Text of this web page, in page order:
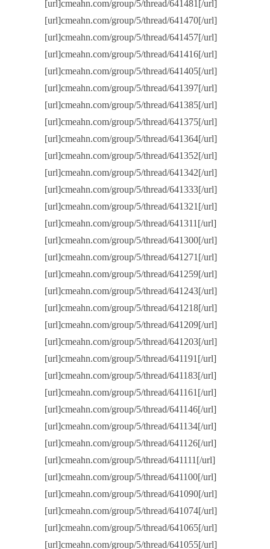
[url]cmeahn.com/group/5/thread/641481[/url]
[url]cmeahn.com/group/5/thread/641470[/url]
[url]cmeahn.com/group/5/thread/641457[/url]
[url]cmeahn.com/group/5/thread/641416[/url]
[url]cmeahn.com/group/5/thread/641405[/url]
[url]cmeahn.com/group/5/thread/641397[/url]
[url]cmeahn.com/group/5/thread/641385[/url]
[url]cmeahn.com/group/5/thread/641375[/url]
[url]cmeahn.com/group/5/thread/641364[/url]
[url]cmeahn.com/group/5/thread/641352[/url]
[url]cmeahn.com/group/5/thread/641342[/url]
[url]cmeahn.com/group/5/thread/641333[/url]
[url]cmeahn.com/group/5/thread/641321[/url]
[url]cmeahn.com/group/5/thread/641311[/url]
[url]cmeahn.com/group/5/thread/641300[/url]
[url]cmeahn.com/group/5/thread/641271[/url]
[url]cmeahn.com/group/5/thread/641259[/url]
[url]cmeahn.com/group/5/thread/641243[/url]
[url]cmeahn.com/group/5/thread/641218[/url]
[url]cmeahn.com/group/5/thread/641209[/url]
[url]cmeahn.com/group/5/thread/641203[/url]
[url]cmeahn.com/group/5/thread/641191[/url]
[url]cmeahn.com/group/5/thread/641183[/url]
[url]cmeahn.com/group/5/thread/641161[/url]
[url]cmeahn.com/group/5/thread/641146[/url]
[url]cmeahn.com/group/5/thread/641134[/url]
[url]cmeahn.com/group/5/thread/641126[/url]
[url]cmeahn.com/group/5/thread/641111[/url]
[url]cmeahn.com/group/5/thread/641100[/url]
[url]cmeahn.com/group/5/thread/641090[/url]
[url]cmeahn.com/group/5/thread/641074[/url]
[url]cmeahn.com/group/5/thread/641065[/url]
[url]cmeahn.com/group/5/thread/641055[/url]